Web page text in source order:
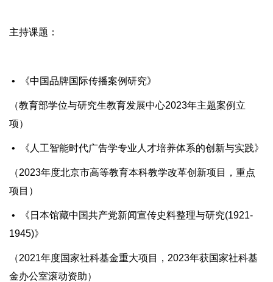
主持课题：
• 《中国品牌国际传播案例研究》
（教育部学位与研究生教育发展中心2023年主题案例立
项）
• 《人工智能时代广告学专业人才培养体系的创新与实践》
（2023年度北京市高等教育本科教学改革创新项目，重点
项目）
• 《日本馆藏中国共产党新闻宣传史料整理与研究(1921-
1945)》
（2021年度国家社科基金重大项目，2023年获国家社科基
金办公室滚动资助）